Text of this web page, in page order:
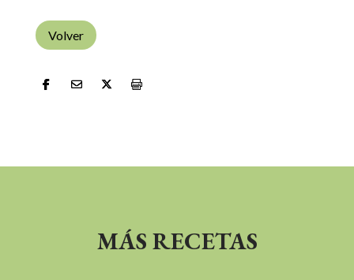
Volver
MÁS RECETAS